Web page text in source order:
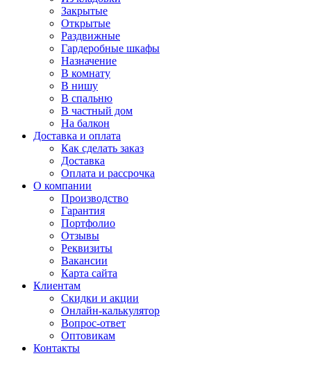
Закрытые
Открытые
Раздвижные
Гардеробные шкафы
Назначение
В комнату
В нишу
В спальню
В частный дом
На балкон
Доставка и оплата
Как сделать заказ
Доставка
Оплата и рассрочка
О компании
Производство
Гарантия
Портфолио
Отзывы
Реквизиты
Вакансии
Карта сайта
Клиентам
Скидки и акции
Онлайн-калькулятор
Вопрос-ответ
Оптовикам
Контакты